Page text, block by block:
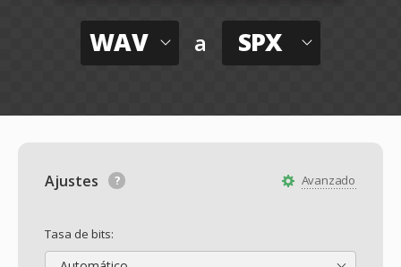
WAV a SPX
Avanzado
Ajustes
Tasa de bits: